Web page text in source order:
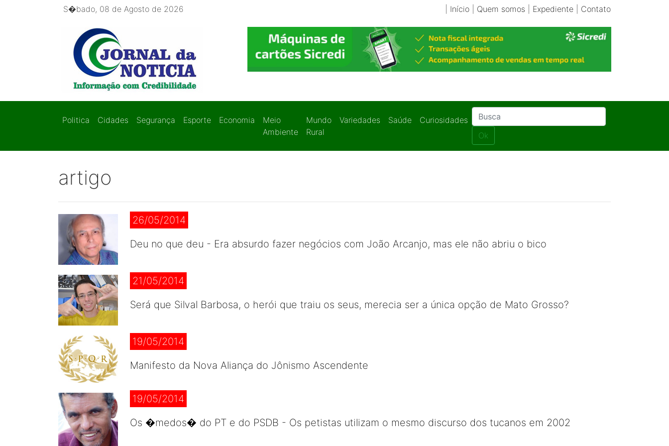
S�bado, 08 de Agosto de 2026 Início| Quem somos Expediente| Contato
Politica Cidades Segurança Esporte Economia
Meio
Ambiente
Mundo
Rural
Variedades Saúde
Curiosidades
Ok
artigo
26/05/2014
Deu no que deu - Era absurdo fazer negócios com João Arcanjo, mas ele não abriu o bico
21/05/2014
Será que Silval Barbosa, o herói que traiu os seus, merecia ser a única opção de Mato Grosso?
19/05/2014
Manifesto da Nova Aliança do Jônismo Ascendente
19/05/2014
Os �medos� do PT e do PSDB - Os petistas utilizam o mesmo discurso dos tucanos em 2002